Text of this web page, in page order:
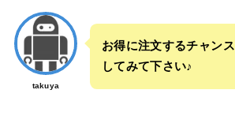
takuya
お得に注文するチャン
してみて下さい♪